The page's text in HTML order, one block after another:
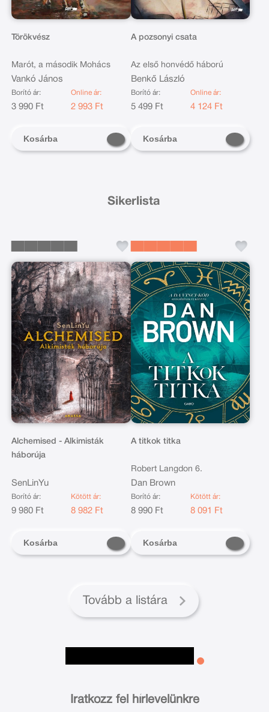
Törökvész
Marót, a második Mohács
Vankó János
Borító ár:
3 990 Ft
Online ár:
2 993 Ft
Kosárba
A pozsonyi csata
Az első honvédő háború
Benkő László
Borító ár:
5 499 Ft
Online ár:
4 124 Ft
Kosárba
Sikerlista
Alchemised - Alkimisták
háborúja
SenLinYu
Borító ár:
9 980 Ft
Kötött ár:
8 982 Ft
Kosárba
A titkok titka
Robert Langdon 6.
Dan Brown
Borító ár:
8 990 Ft
Kötött ár:
8 091 Ft
Kosárba
Tovább a listára
Iratkozz fel hírlevelünkre